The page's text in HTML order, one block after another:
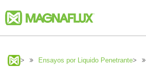
> Ensayos por Liquido Penetrante>